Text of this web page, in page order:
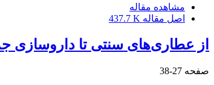
مشاهده مقاله
اصل مقاله 437.7 K
از عطاری‌های سنتی تا داروسازی
صفحه 27-38